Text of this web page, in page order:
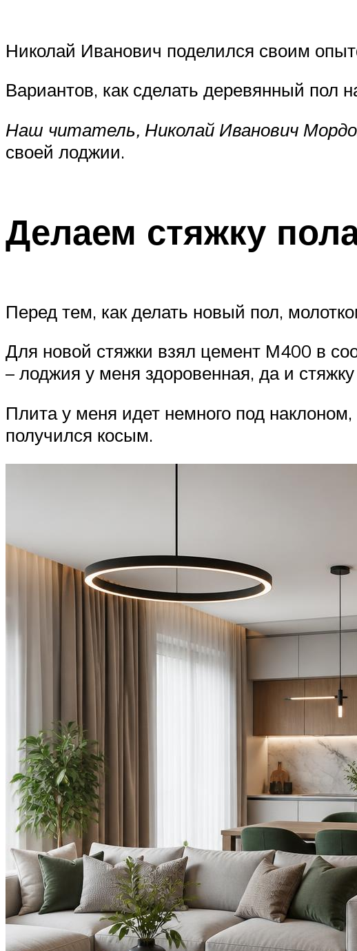
Николай Иванович поделился своим
Вариантов, как сделать деревянный пол
Наш читатель, Николай Иванович
своей лоджии.
Делаем стяжку
Перед тем, как делать новый пол,
Для новой стяжки взял цемент М400 в
– лоджия у меня здоровенная, да и
Плита у меня идет немного под
получился косым.